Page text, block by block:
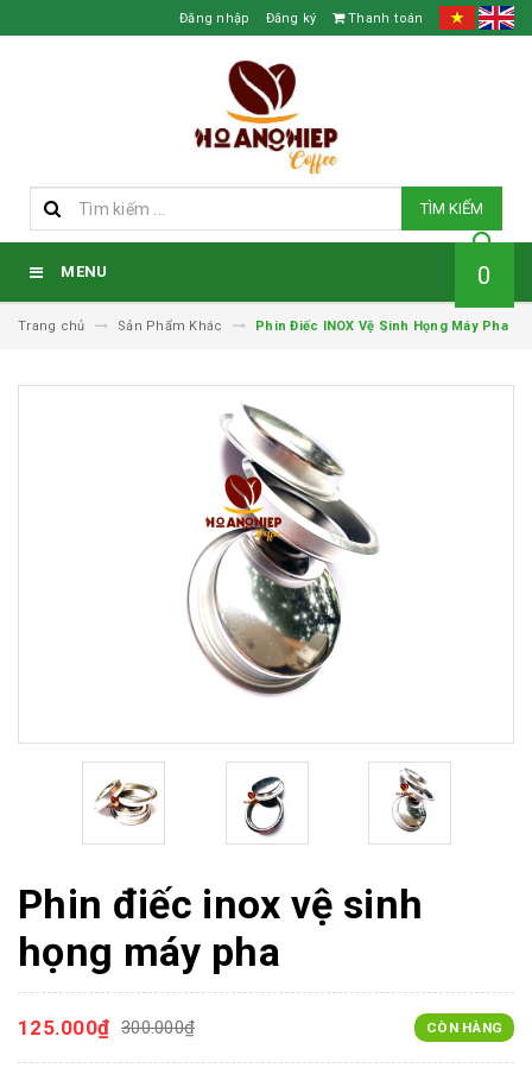
Đăng nhập Đăng ký Thanh toán
TÌM KIẾM
MENU 0
Trang chủ Sản Phẩm Khác Phin Điếc INOX Vệ Sinh Họng Máy Pha
Phin điếc inox vệ sinh
họng máy pha
125.000₫ 300.000₫ CÒN HÀNG